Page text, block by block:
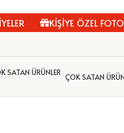
KİŞİYE ÖZEL FOTOĞRAF
ÇOK SATAN